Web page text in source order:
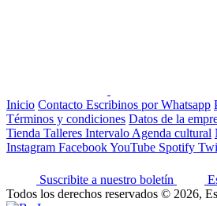
Inicio Contacto Escribinos por Whatsapp
Términos y condiciones Datos de la
Tienda Talleres Intervalo Agenda cultural
Instagram FacebookYouTube Spotify
Suscribite a nuestro boletín
Todos los derechos reservados © 2026,